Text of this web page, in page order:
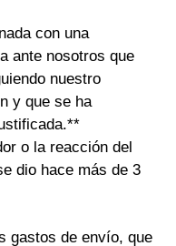
con una
ante nosotros que
nuestro
y que se ha
o la reacción del
dio hace más de 3
gastos de envío, que